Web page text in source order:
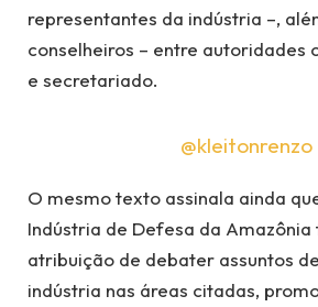
representantes da indústria –,
conselheiros – entre autoridades
e secretariado.
@kleitonrenzo
O mesmo texto assinala ainda
Indústria de Defesa da
atribuição de debater assuntos
indústria nas áreas citadas,